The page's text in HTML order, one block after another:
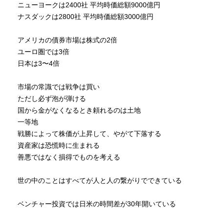
ニューヨークは2400社 平均時価総額9000億円
ナスダックは2800社 平均時価総額3000億円
アメリカの債券市場は株式の2倍
ユーロ圏では3倍
日本は3〜4倍
市場の常識では戦争は買い
ただし必ず泡が弾ける
国から金がなくなるとき頼れるのは土地
一等地
戦勝によって株価が上昇して、やがて下落する
資産家は恐慌時に生まれる
善悪ではなく損得でものを考える
世の中のことはすべてが人と人の繋がりでできている
ベンチャー投資では日米の時間差が30年開いている